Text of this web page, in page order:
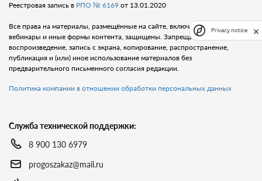
Реестровая запись в РПО № 6169 от 13.01.2020
Все права на материалы, размещённые на сайте, включая тексты, видео,
вебинары и иные формы контента, защищены. Запрещается любое
воспроизведение, запись с экрана, копирование, распространение,
публикация и (или) иное использование материалов без
предварительного письменного согласия редакции.
Политика компании в отношении обработки персональных данных
Служба технической поддержки:
8 900 130 6979
progoszakaz@mail.ru
Privacy notice